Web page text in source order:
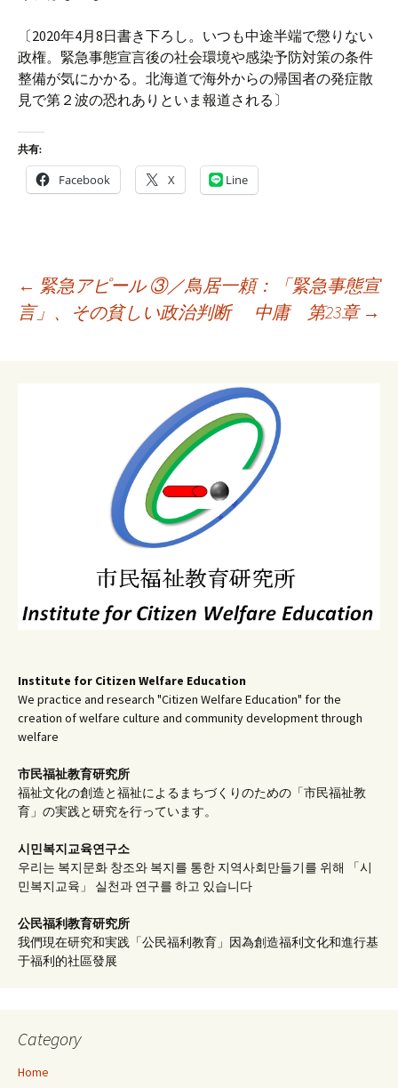
〔2020年4月8日書き下ろし。いつも中途半端で懲りない
政権。緊急事態宣言後の社会環境や感染予防対策の条件
整備が気にかかる。北海道で海外からの帰国者の発症散
見で第２波の恐れありといま報道される〕
共有:
Facebook X Line
← 緊急アピール ③／鳥居一頼：「緊急事態宣
言」、その貧しい政治判断
中庸 第23章 →
Institute for Citizen Welfare Education
We practice and research "Citizen Welfare Education" for the
creation of welfare culture and community development through
welfare
市民福祉教育研究所
福祉文化の創造と福祉によるまちづくりのための「市民福祉教
育」の実践と研究を行っています。
시민복지교육연구소
우리는 복지문화 창조와 복지를 통한 지역사회만들기를 위해 「시
민복지교육」 실천과 연구를 하고 있습니다
公民福利教育研究所
我們現在研究和実践「公民福利教育」因為創造福利文化和進行基
于福利的社區發展
Category
Home